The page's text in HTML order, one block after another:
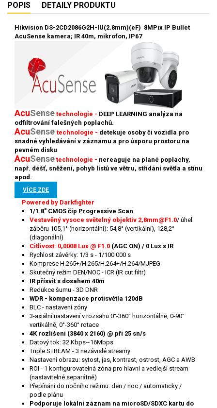
POPIS DETAILY PRODUKTU
Hikvision DS-2CD2086G2H-IU(2.8mm)(eF) 8MPix IP Bullet
AcuSense kamera; IR 40m, mikrofon, IP67
AcuSense technologie - DEEP LEARNING analýza na
odfiltrování falešných poplachů.
AcuSense technologie - detekuje osoby či vozidla pro
snadné vyhledávání v záznamu a pro úsporu prostoru na
pevném disku
AcuSense technologie - nereaguje na plané poplachy,
např. déšť, sněžení, pohyb listů ve větru, střídání světla a stínu
apod.
VÍCE ZDE
Powered by Darkfighter
1/1.8" CMOS čip Progressive Scan
Vestavěný vysoce světelný objektiv 2,8mm@F1.0/ úhel
záběru 105,1° (horizontální); 54,8° (vertikální), 128,2°
(diagonální)
Citlivost: 0,0008 Lux @ F1.0 (AGC ON) / 0 Lux s IR
Rychlost závěrky: 1/3 s - 1/100 000 s
Komprese H.265+/H.265/H.264+/H.264/MJPEG
Skutečný režim DEN/NOC - ICR (IR cut filtr)
IR přísvit s dosahem 40m
Redukce šumu - 3D DNR
WDR - kompenzace protisvětla 120dB
BLC - nastavení zóny
3-axiální nastavení v rozsahu 0°-360° horizontálně, 0-90°
vertikálně, 0°-360° rotace
4K rozlišení (3840 x 2160) @ při 25 sn/s
Datový tok: 32 Kbps~16Mbps
Triple STREAM - 3 nezávislé streamy
Nastavení obrazu: sytost, jas, kontrast, ostrost, AGC a AWB
ROI - 1 konfigurovatelná zóna pro hlavní a vedlejší stream
(nastavitelné separátně)
Přepínání do nočního režimu: den / noc / automaticky /
podle plánu
Podporuje lokální záznam na microSD/SDXC kartu do